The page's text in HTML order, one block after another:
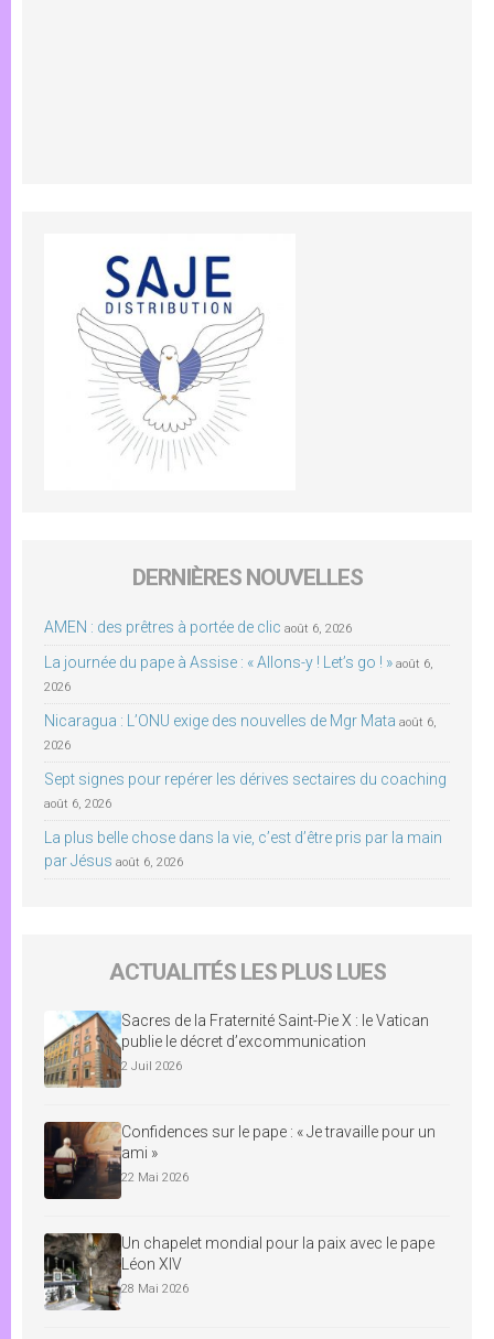
DERNIÈRES NOUVELLES
AMEN : des prêtres à portée de clic août 6, 2026
La journée du pape à Assise : « Allons-y ! Let’s go ! » août 6,
2026
Nicaragua : L’ONU exige des nouvelles de Mgr Mata août 6,
2026
Sept signes pour repérer les dérives sectaires du coaching
août 6, 2026
La plus belle chose dans la vie, c’est d’être pris par la main
par Jésus août 6, 2026
ACTUALITÉS LES PLUS LUES
Sacres de la Fraternité Saint-Pie X : le Vatican
publie le décret d’excommunication
2 Juil 2026
Confidences sur le pape : « Je travaille pour un
ami »
22 Mai 2026
Un chapelet mondial pour la paix avec le pape
Léon XIV
28 Mai 2026